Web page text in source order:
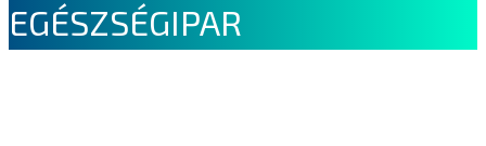
EGÉSZSÉGIPAR